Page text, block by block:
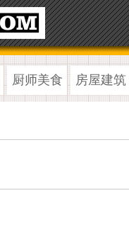
厨师美食 房屋建筑